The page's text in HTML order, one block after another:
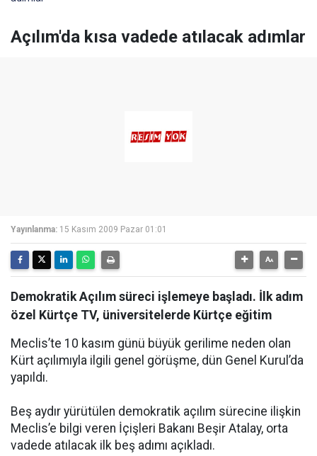
Açılım'da kısa vadede atılacak adımlar
Yayınlanma: 15 Kasım 2009 Pazar 01:01
Demokratik Açılım süreci işlemeye başladı. İlk adım
özel Kürtçe TV, üniversitelerde Kürtçe eğitim
Meclis’te 10 kasım günü büyük gerilime neden olan
Kürt açılımıyla ilgili genel görüşme, dün Genel Kurul’da
yapıldı.
Beş aydır yürütülen demokratik açılım sürecine ilişkin
Meclis’e bilgi veren İçişleri Bakanı Beşir Atalay, orta
vadede atılacak ilk beş adımı açıkladı.